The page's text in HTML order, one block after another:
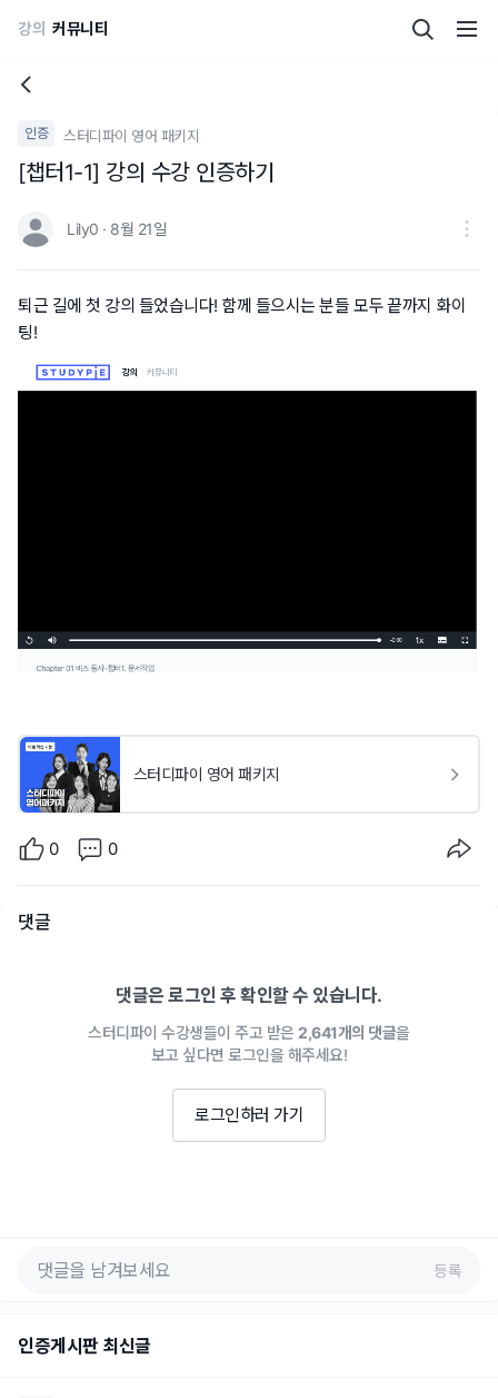
강의 커뮤니티
인증 스터디파이 영어 패키지
[챕터1-1] 강의 수강 인증하기
Lily0 · 8월 21일
퇴근 길에 첫 강의 들었습니다! 함께 들으시는 분들 모두 끝까지 화이
팅!
스터디파이 영어 패키지
0 0
댓글
댓글은 로그인 후 확인할 수 있습니다.
스터디파이 수강생들이 주고 받은 2,641개의 댓글을
보고 싶다면 로그인을 해주세요!
로그인하러 가기
등록
인증게시판 최신글